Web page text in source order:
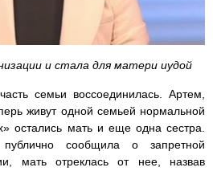
и стала для матери иудой
семьи воссоединилась. Артем,
живут одной семьей нормальной
остались мать и еще одна сестра.
сообщила о запретной
мать отреклась от нее, назвав